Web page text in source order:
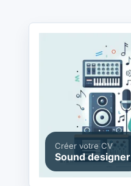
Créer votre CV
Sound designer